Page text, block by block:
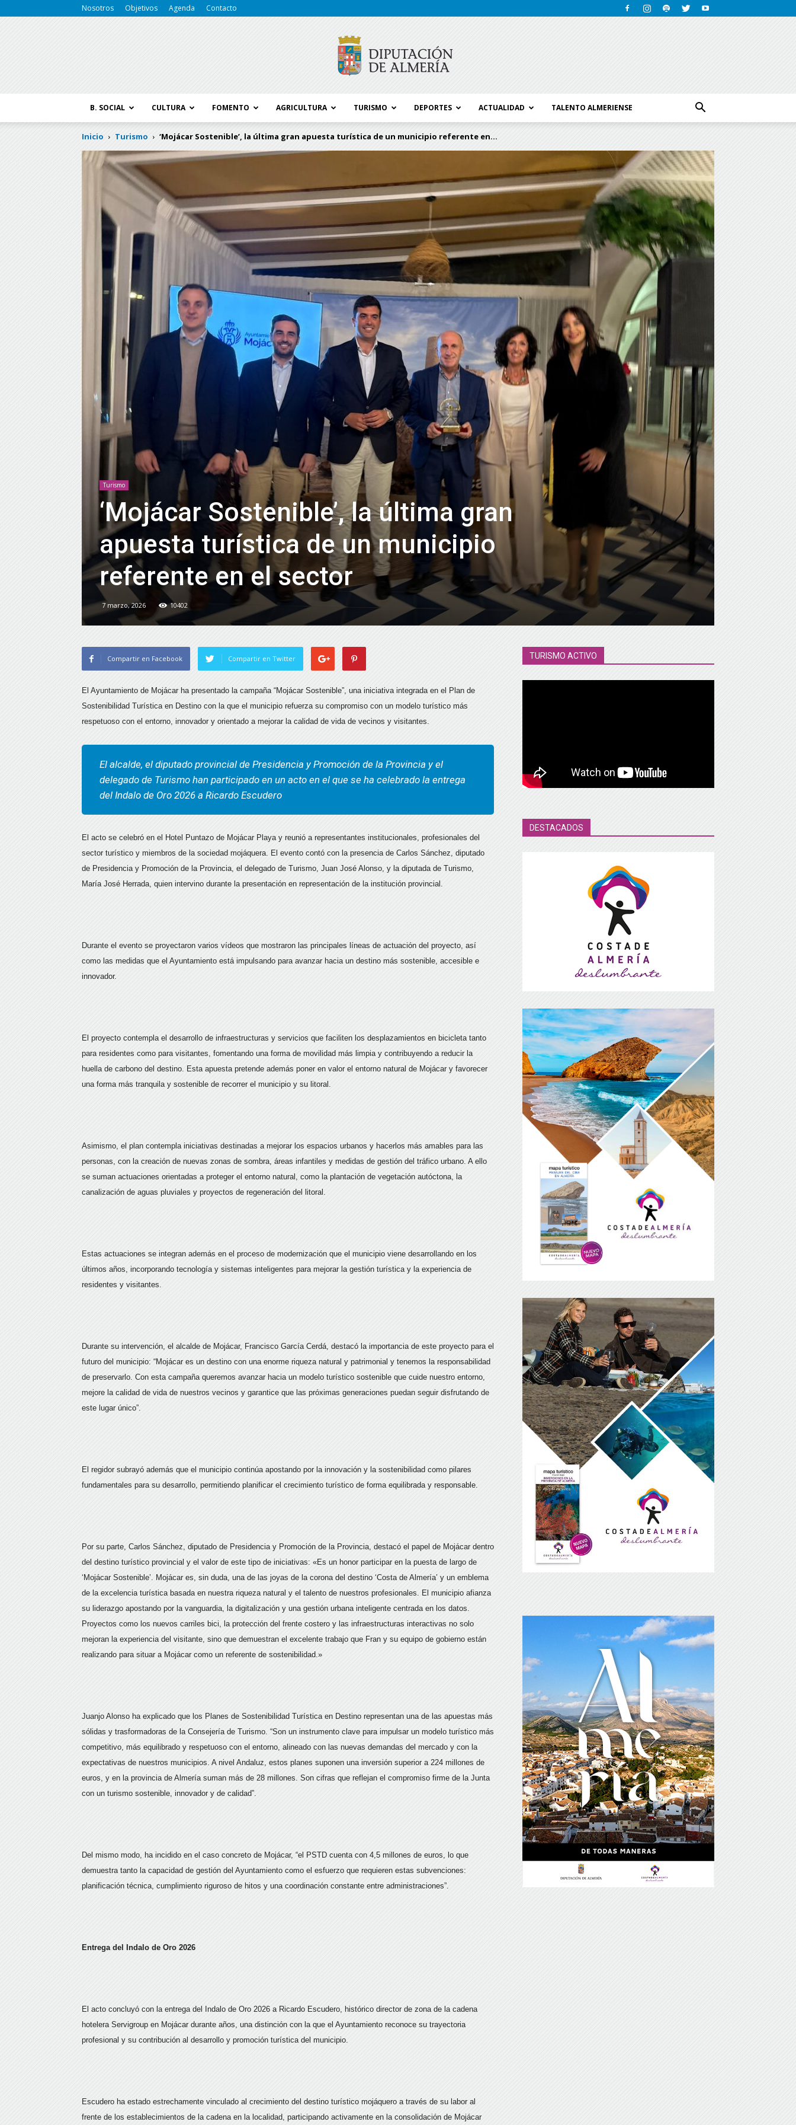
Nosotros Objetivos Agenda Contacto
Diputación
de
Almería
B. SOCIAL CULTURA FOMENTO AGRICULTURA TURISMO DEPORTES ACTUALIDAD TALENTO ALMERIENSE
Inicio Turismo ‘Mojácar Sostenible’, la última gran apuesta turística de un municipio referente en...
Turismo
‘Mojácar Sostenible’, la última gran
apuesta turística de un municipio
referente en el sector
7 marzo, 2026 10402
Compartir en Facebook Compartir en Twitter
El Ayuntamiento de Mojácar ha presentado la campaña “Mojácar Sostenible”, una iniciativa integrada en el Plan de
Sostenibilidad Turística en Destino con la que el municipio refuerza su compromiso con un modelo turístico más
respetuoso con el entorno, innovador y orientado a mejorar la calidad de vida de vecinos y visitantes.
El alcalde, el diputado provincial de Presidencia y Promoción de la Provincia y el
delegado de Turismo han participado en un acto en el que se ha celebrado la entrega
del Indalo de Oro 2026 a Ricardo Escudero
El acto se celebró en el Hotel Puntazo de Mojácar Playa y reunió a representantes institucionales, profesionales del
sector turístico y miembros de la sociedad mojáquera. El evento contó con la presencia de Carlos Sánchez, diputado
de Presidencia y Promoción de la Provincia, el delegado de Turismo, Juan José Alonso, y la diputada de Turismo,
María José Herrada, quien intervino durante la presentación en representación de la institución provincial.
Durante el evento se proyectaron varios vídeos que mostraron las principales líneas de actuación del proyecto, así
como las medidas que el Ayuntamiento está impulsando para avanzar hacia un destino más sostenible, accesible e
innovador.
El proyecto contempla el desarrollo de infraestructuras y servicios que faciliten los desplazamientos en bicicleta tanto
para residentes como para visitantes, fomentando una forma de movilidad más limpia y contribuyendo a reducir la
huella de carbono del destino. Esta apuesta pretende además poner en valor el entorno natural de Mojácar y favorecer
una forma más tranquila y sostenible de recorrer el municipio y su litoral.
Asimismo, el plan contempla iniciativas destinadas a mejorar los espacios urbanos y hacerlos más amables para las
personas, con la creación de nuevas zonas de sombra, áreas infantiles y medidas de gestión del tráfico urbano. A ello
se suman actuaciones orientadas a proteger el entorno natural, como la plantación de vegetación autóctona, la
canalización de aguas pluviales y proyectos de regeneración del litoral.
Estas actuaciones se integran además en el proceso de modernización que el municipio viene desarrollando en los
últimos años, incorporando tecnología y sistemas inteligentes para mejorar la gestión turística y la experiencia de
residentes y visitantes.
Durante su intervención, el alcalde de Mojácar, Francisco García Cerdá, destacó la importancia de este proyecto para el
futuro del municipio: “Mojácar es un destino con una enorme riqueza natural y patrimonial y tenemos la responsabilidad
de preservarlo. Con esta campaña queremos avanzar hacia un modelo turístico sostenible que cuide nuestro entorno,
mejore la calidad de vida de nuestros vecinos y garantice que las próximas generaciones puedan seguir disfrutando de
este lugar único”.
El regidor subrayó además que el municipio continúa apostando por la innovación y la sostenibilidad como pilares
fundamentales para su desarrollo, permitiendo planificar el crecimiento turístico de forma equilibrada y responsable.
Por su parte, Carlos Sánchez, diputado de Presidencia y Promoción de la Provincia, destacó el papel de Mojácar dentro
del destino turístico provincial y el valor de este tipo de iniciativas: «Es un honor participar en la puesta de largo de
‘Mojácar Sostenible’. Mojácar es, sin duda, una de las joyas de la corona del destino ‘Costa de Almería’ y un emblema
de la excelencia turística basada en nuestra riqueza natural y el talento de nuestros profesionales. El municipio afianza
su liderazgo apostando por la vanguardia, la digitalización y una gestión urbana inteligente centrada en los datos.
Proyectos como los nuevos carriles bici, la protección del frente costero y las infraestructuras interactivas no solo
mejoran la experiencia del visitante, sino que demuestran el excelente trabajo que Fran y su equipo de gobierno están
realizando para situar a Mojácar como un referente de sostenibilidad.»
Juanjo Alonso ha explicado que los Planes de Sostenibilidad Turística en Destino representan una de las apuestas más
sólidas y trasformadoras de la Consejería de Turismo. “Son un instrumento clave para impulsar un modelo turístico más
competitivo, más equilibrado y respetuoso con el entorno, alineado con las nuevas demandas del mercado y con la
expectativas de nuestros municipios. A nivel Andaluz, estos planes suponen una inversión superior a 224 millones de
euros, y en la provincia de Almería suman más de 28 millones. Son cifras que reflejan el compromiso firme de la Junta
con un turismo sostenible, innovador y de calidad”.
Del mismo modo, ha incidido en el caso concreto de Mojácar, “el PSTD cuenta con 4,5 millones de euros, lo que
demuestra tanto la capacidad de gestión del Ayuntamiento como el esfuerzo que requieren estas subvenciones:
planificación técnica, cumplimiento riguroso de hitos y una coordinación constante entre administraciones”.
Entrega del Indalo de Oro 2026
El acto concluyó con la entrega del Indalo de Oro 2026 a Ricardo Escudero, histórico director de zona de la cadena
hotelera Servigroup en Mojácar durante años, una distinción con la que el Ayuntamiento reconoce su trayectoria
profesional y su contribución al desarrollo y promoción turística del municipio.
Escudero ha estado estrechamente vinculado al crecimiento del destino turístico mojáquero a través de su labor al
frente de los establecimientos de la cadena en la localidad, participando activamente en la consolidación de Mojácar
TURISMO ACTIVO
DESTACADOS